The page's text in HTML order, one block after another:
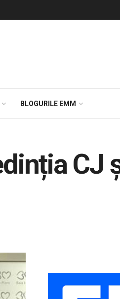
BLOGURILE EMM
CJ